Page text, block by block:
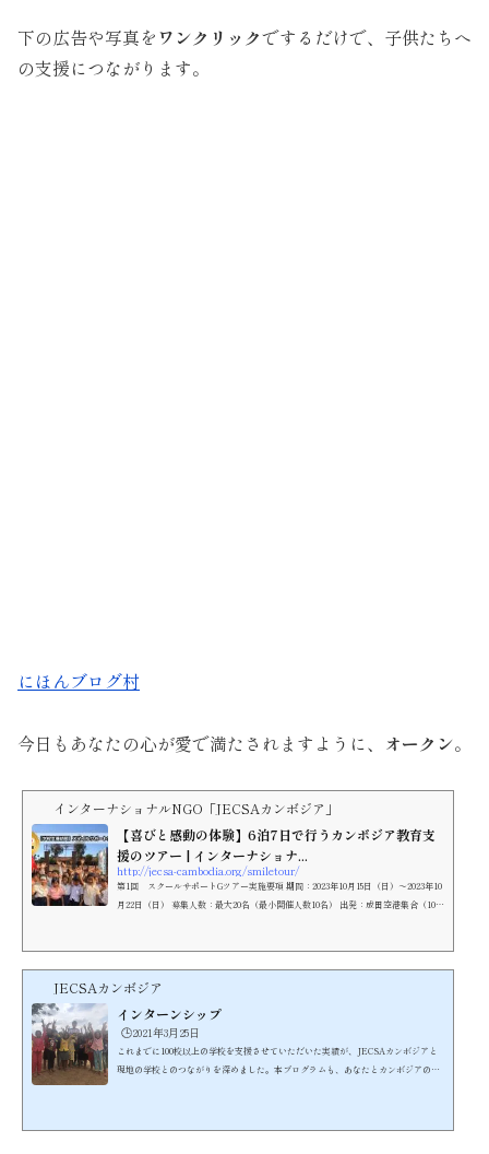
下の広告や写真をワンクリックでするだけで、子供たちへ
の支援につながります。
にほんブログ村
今日もあなたの心が愛で満たされますように、 オークン。
インターナショナルNGO「JECSAカンボジア」
【喜びと感動の体験】6泊7日で行うカンボジア教育支
援のツアー | インターナショナ...
http://jecsa-cambodia.org/smiletour/
第1回 スクールサポートGツアー実施要項 期間：2023年10月15日（日）～2023年10
月22日（日） 募集人数：最大20名（最小開催人数10名） 出発：成田空港集合（10
JECSAカンボジア
インターンシップ
🕒️2021年3月25日
これまでに100校以上の学校を支援させていただいた実績が、JECSAカンボジアと
現地の学校とのつながりを深めました。本プログラムも、あなたとカンボジアの子